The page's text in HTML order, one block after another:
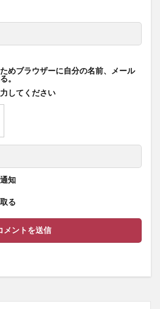
めブラウザーに自分の名前、メール
。
してください
知
る